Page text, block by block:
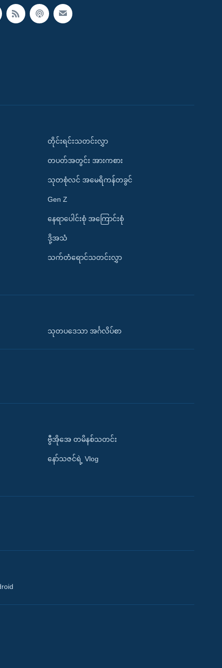
တိုင်းရင်းသတင်းလွှာ
တပတ်အတွင်း အားကစား
သုတစုံလင် အမေရိကန်တခွင်
Gen Z
နေရာပေါင်းစုံ အကြောင်းစုံ
ဒို့အသံ
သက်တံရောင်သတင်းလွှာ
သုတပဒေသာ အင်္ဂလိပ်စာ
ဗွီအိုအေ တမိနစ်သတင်း
နော်သဇင်ရဲ့ Vlog